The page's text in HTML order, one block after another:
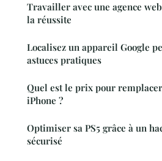
Travailler avec une agence
la réussite
Localisez un appareil Google
astuces pratiques
Quel est le prix pour
iPhone ?
Optimiser sa PS5 grâce à un
sécurisé